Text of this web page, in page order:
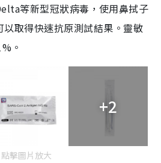
等新型冠狀病毒，使用鼻拭子
取得快速抗原測試結果。靈敏
。
+2
點擊圖片放大